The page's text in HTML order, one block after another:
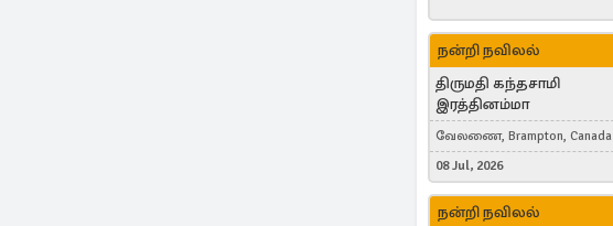
நன்றி நவிலல்
திருமதி கந்தசாமி
இரத்தினம்மா
வேலணை, Brampton, Canada
08 Jul, 2026
நன்றி நவிலல்